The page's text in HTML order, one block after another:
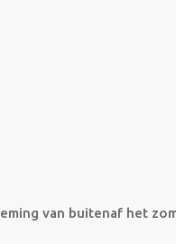
van buitenaf het